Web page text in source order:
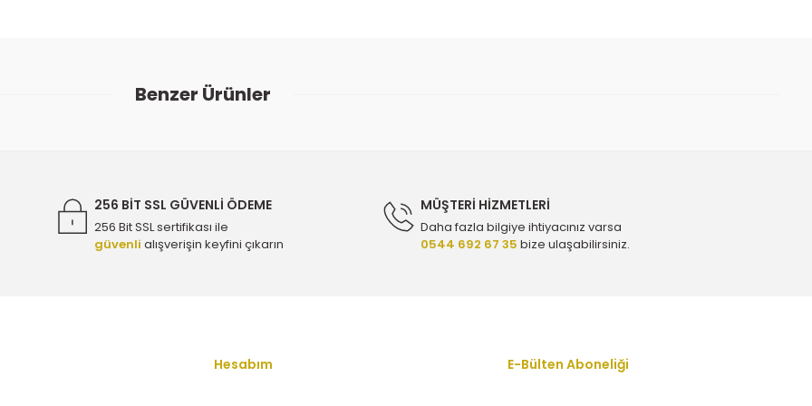
Yorum Yaz
Benzer Ürünler
1 ) - ORİJİNAL 55570089 - 1247511
) - ORİJİNAL 55570089 - 1247511
256 BİT SSL GÜVENLİ ÖDEME
256 Bit SSL sertifikası ile
güvenli alışverişin keyfini çıkarın
MÜŞTERİ HİZMETLERİ
Daha fazla bilgiye ihtiyacınız varsa
0544 692 67 35 bize ulaşabilirsiniz.
Hesabım E-Bülten Aboneliği